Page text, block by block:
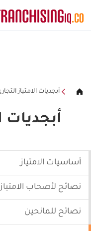
أبجديات الامتياز
أبجديات
أساسيات الامتياز
نصائح لأصحاب الامتياز
نصائح للمانحين